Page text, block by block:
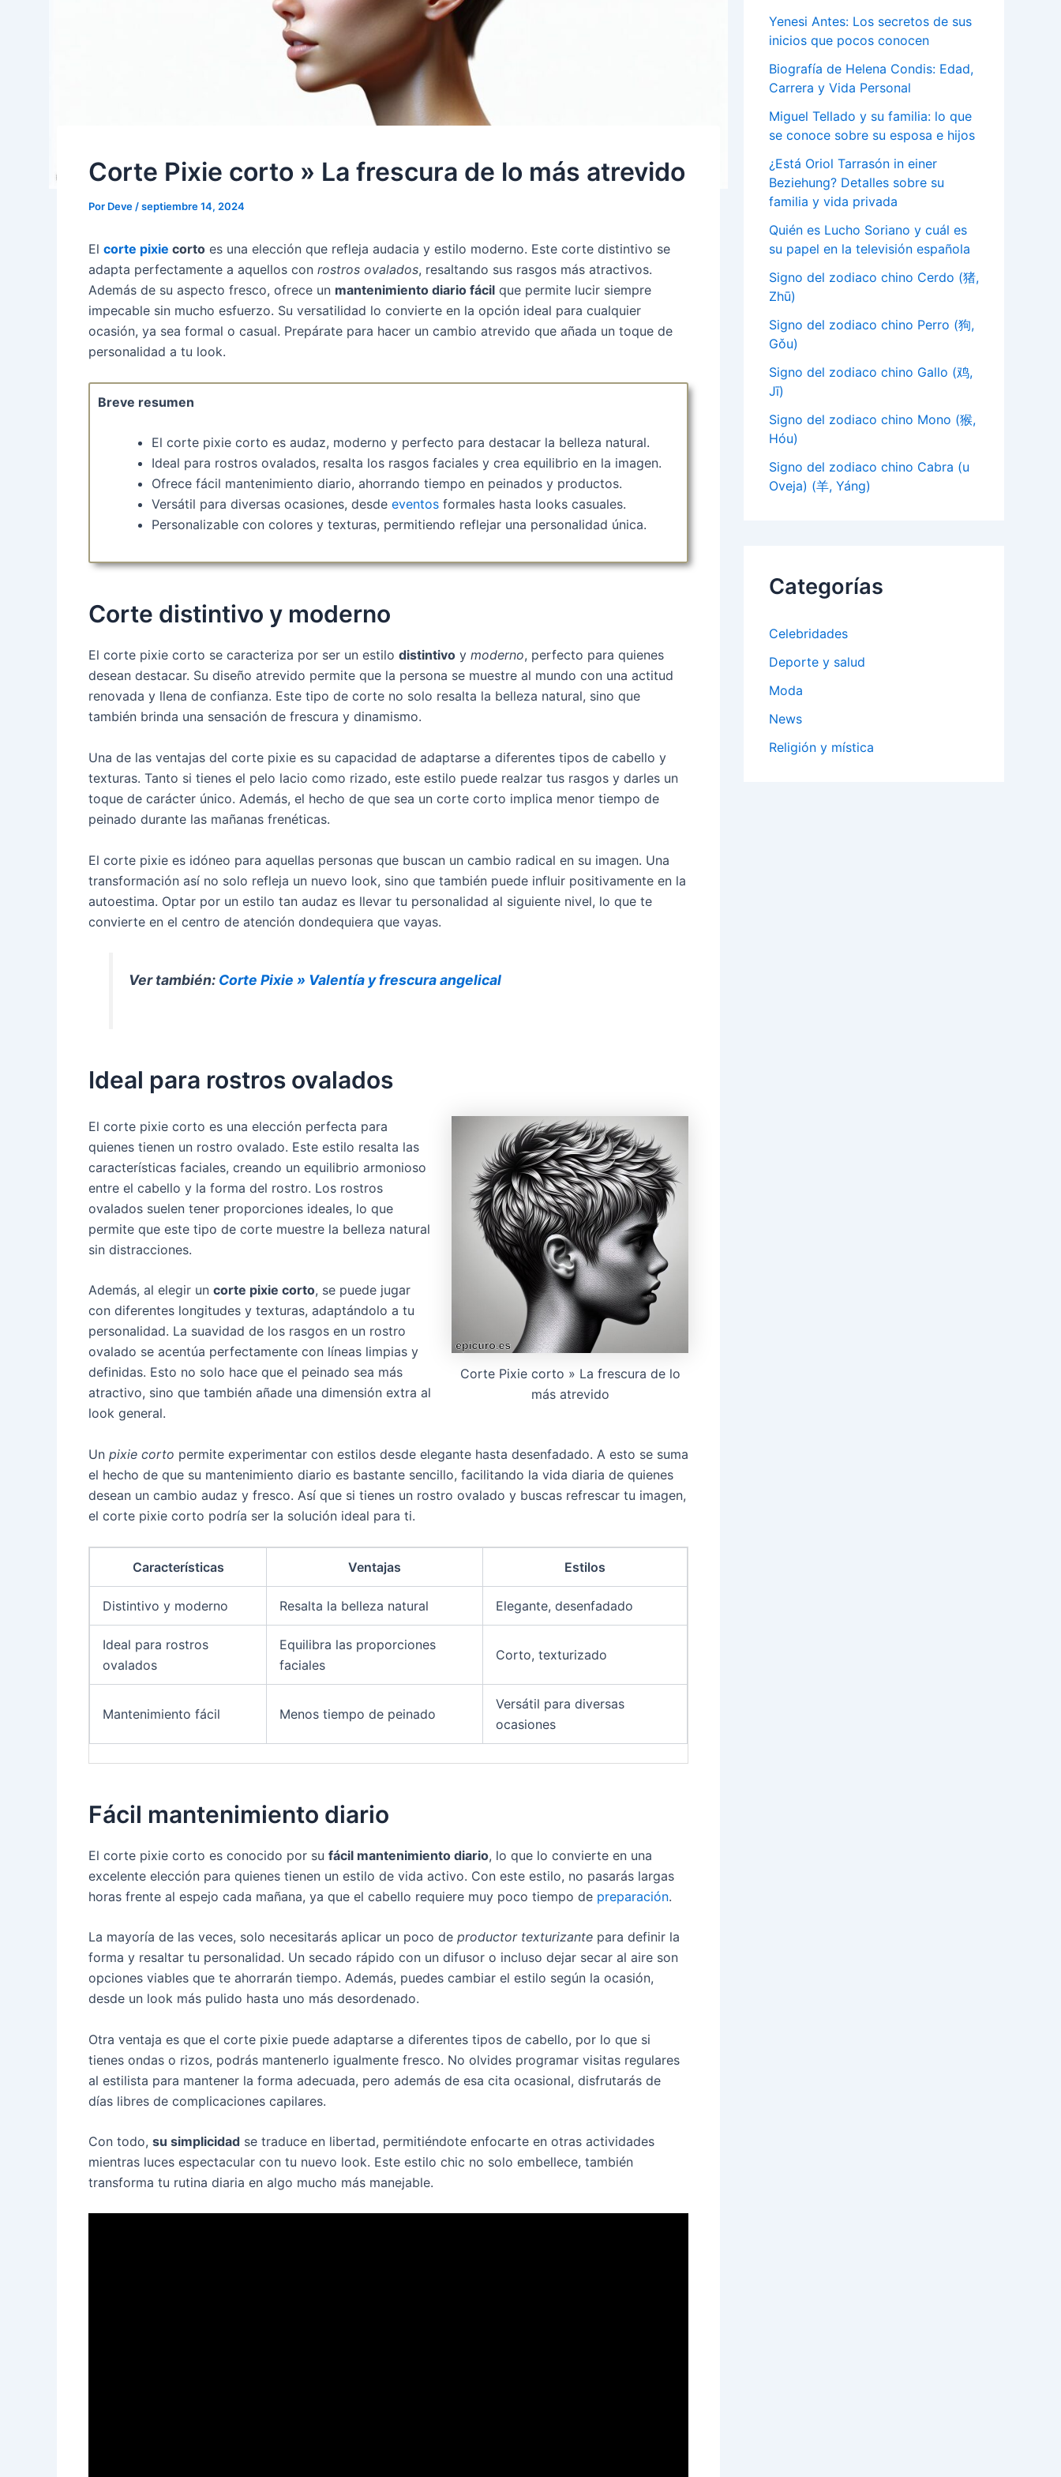
Corte Pixie corto » La frescura de lo más atrevido
Por Deve/septiembre 14, 2024
El corte pixie corto es una elección que refleja audacia y estilo moderno. Este corte distintivo se
adapta perfectamente a aquellos con rostros ovalados, resaltando sus rasgos más atractivos.
Además de su aspecto fresco, ofrece un mantenimiento diario fácil que permite lucir siempre
impecable sin mucho esfuerzo. Su versatilidad lo convierte en la opción ideal para cualquier
ocasión, ya sea formal o casual. Prepárate para hacer un cambio atrevido que añada un toque de
personalidad a tu look.
Breve resumen
El corte pixie corto es audaz, moderno y perfecto para destacar la belleza natural.
Ideal para rostros ovalados, resalta los rasgos faciales y crea equilibrio en la imagen.
Ofrece fácil mantenimiento diario, ahorrando tiempo en peinados y productos.
Versátil para diversas ocasiones, desde eventos formales hasta looks casuales.
Personalizable con colores y texturas, permitiendo reflejar una personalidad única.
Corte distintivo y moderno
El corte pixie corto se caracteriza por ser un estilo distintivo y moderno, perfecto para quienes
desean destacar. Su diseño atrevido permite que la persona se muestre al mundo con una actitud
renovada y llena de confianza. Este tipo de corte no solo resalta la belleza natural, sino que
también brinda una sensación de frescura y dinamismo.
Una de las ventajas del corte pixie es su capacidad de adaptarse a diferentes tipos de cabello y
texturas. Tanto si tienes el pelo lacio como rizado, este estilo puede realzar tus rasgos y darles un
toque de carácter único. Además, el hecho de que sea un corte corto implica menor tiempo de
peinado durante las mañanas frenéticas.
El corte pixie es idóneo para aquellas personas que buscan un cambio radical en su imagen. Una
transformación así no solo refleja un nuevo look, sino que también puede influir positivamente en la
autoestima. Optar por un estilo tan audaz es llevar tu personalidad al siguiente nivel, lo que te
convierte en el centro de atención dondequiera que vayas.
Ver también: Corte Pixie » Valentía y frescura angelical
Ideal para rostros ovalados
Corte Pixie corto » La frescura de lo
más atrevido
El corte pixie corto es una elección perfecta para
quienes tienen un rostro ovalado. Este estilo resalta las
características faciales, creando un equilibrio armonioso
entre el cabello y la forma del rostro. Los rostros
ovalados suelen tener proporciones ideales, lo que
permite que este tipo de corte muestre la belleza natural
sin distracciones.
Además, al elegir un corte pixie corto, se puede jugar
con diferentes longitudes y texturas, adaptándolo a tu
personalidad. La suavidad de los rasgos en un rostro
ovalado se acentúa perfectamente con líneas limpias y
definidas. Esto no solo hace que el peinado sea más
atractivo, sino que también añade una dimensión extra al
look general.
Un pixie corto permite experimentar con estilos desde elegante hasta desenfadado. A esto se suma
el hecho de que su mantenimiento diario es bastante sencillo, facilitando la vida diaria de quienes
desean un cambio audaz y fresco. Así que si tienes un rostro ovalado y buscas refrescar tu imagen,
el corte pixie corto podría ser la solución ideal para ti.
Características Ventajas Estilos
Distintivo y moderno Resalta la belleza natural Elegante, desenfadado
Ideal para rostros
ovalados
Equilibra las proporciones
faciales
Corto, texturizado
Mantenimiento fácil Menos tiempo de peinado
Versátil para diversas
ocasiones
Fácil mantenimiento diario
El corte pixie corto es conocido por su fácil mantenimiento diario, lo que lo convierte en una
excelente elección para quienes tienen un estilo de vida activo. Con este estilo, no pasarás largas
horas frente al espejo cada mañana, ya que el cabello requiere muy poco tiempo de preparación.
La mayoría de las veces, solo necesitarás aplicar un poco de productor texturizante para definir la
forma y resaltar tu personalidad. Un secado rápido con un difusor o incluso dejar secar al aire son
opciones viables que te ahorrarán tiempo. Además, puedes cambiar el estilo según la ocasión,
desde un look más pulido hasta uno más desordenado.
Otra ventaja es que el corte pixie puede adaptarse a diferentes tipos de cabello, por lo que si
tienes ondas o rizos, podrás mantenerlo igualmente fresco. No olvides programar visitas regulares
al estilista para mantener la forma adecuada, pero además de esa cita ocasional, disfrutarás de
días libres de complicaciones capilares.
Con todo, su simplicidad se traduce en libertad, permitiéndote enfocarte en otras actividades
mientras luces espectacular con tu nuevo look. Este estilo chic no solo embellece, también
transforma tu rutina diaria en algo mucho más manejable.
Yenesi Antes: Los secretos de sus
inicios que pocos conocen
Biografía de Helena Condis: Edad,
Carrera y Vida Personal
Miguel Tellado y su familia: lo que
se conoce sobre su esposa e hijos
¿Está Oriol Tarrasón in einer
Beziehung? Detalles sobre su
familia y vida privada
Quién es Lucho Soriano y cuál es
su papel en la televisión española
Signo del zodiaco chino Cerdo (猪,
Zhū)
Signo del zodiaco chino Perro (狗,
Gǒu)
Signo del zodiaco chino Gallo (鸡,
Jī)
Signo del zodiaco chino Mono (猴,
Hóu)
Signo del zodiaco chino Cabra (u
Oveja) (羊, Yáng)
Categorías
Celebridades
Deporte y salud
Moda
News
Religión y mística